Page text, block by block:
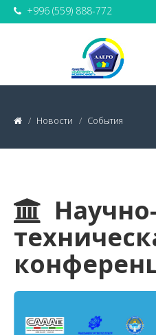
+996 (559) 888-772
Новости События
Научно-